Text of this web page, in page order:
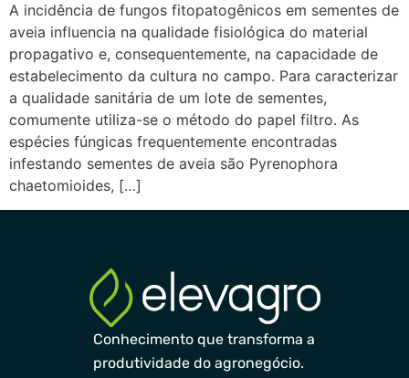
A incidência de fungos fitopatogênicos em sementes de
aveia influencia na qualidade fisiológica do material
propagativo e, consequentemente, na capacidade de
estabelecimento da cultura no campo. Para caracterizar
a qualidade sanitária de um lote de sementes,
comumente utiliza-se o método do papel filtro. As
espécies fúngicas frequentemente encontradas
infestando sementes de aveia são Pyrenophora
chaetomioides, […]
Conhecimento que transforma a
produtividade do agronegócio.